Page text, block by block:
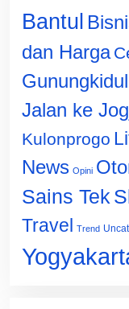
Bantul
dan Harga
Gunungkidul
Jalan ke
Kulonprogo
News Opini
Sains Tek
Travel Trend